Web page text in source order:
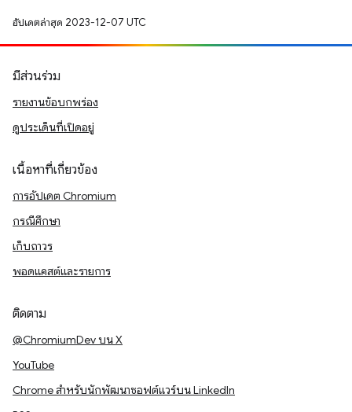
อัปเดตล่าสุด 2023-12-07 UTC
มีส่วนร่วม
รายงานข้อบกพร่อง
ดูประเด็นที่เปิดอยู่
เนื้อหาที่เกี่ยวข้อง
การอัปเดต Chromium
กรณีศึกษา
เก็บถาวร
พอดแคสต์และรายการ
ติดตาม
@ChromiumDev บน X
YouTube
Chrome สำหรับนักพัฒนาซอฟต์แวร์บน LinkedIn